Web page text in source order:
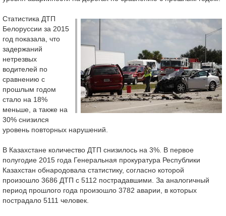
Статистика ДТП
Белоруссии за 2015
год показала, что
задержаний
нетрезвых
водителей по
сравнению с
прошлым годом
стало на 18%
меньше, а также на
30% снизился
уровень повторных нарушений.
В Казахстане количество ДТП снизилось на 3%. В первое
полугодие 2015 года Генеральная прокуратура Республики
Казахстан обнародовала статистику, согласно которой
произошло 3686 ДТП с 5112 пострадавшими. За аналогичный
период прошлого года произошло 3782 аварии, в которых
пострадало 5111 человек.